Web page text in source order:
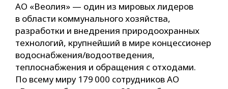
АО «Веолия» — один из мировых лидеров
в области коммунального хозяйства,
разработки и внедрения природоохранных
технологий, крупнейший в мире концессионер
водоснабжения/водоотведения,
теплоснабжения и обращения с отходами.
По всему миру 179 000 сотрудников АО